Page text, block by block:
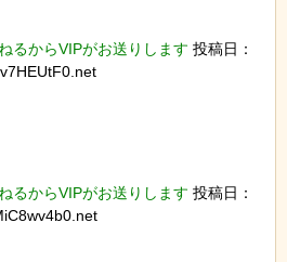
るからVIPがお送りします 投稿日：
るからVIPがお送りします 投稿日：